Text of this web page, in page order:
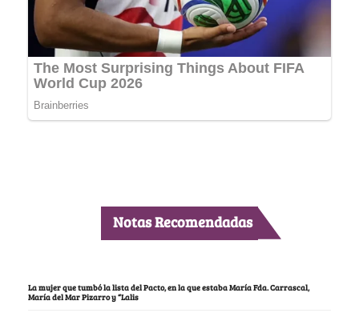
Notas Recomendadas
La mujer que tumbó la lista del Pacto, en la que estaba María Fda. Carrascal,
María del Mar Pizarro y “Lalis